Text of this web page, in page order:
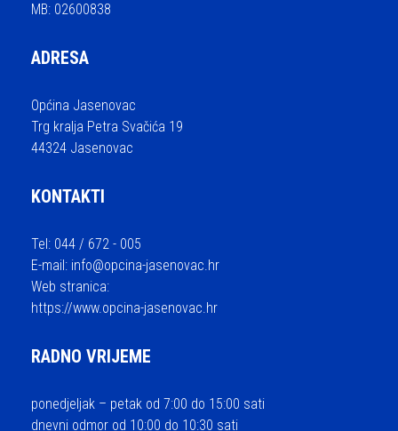
MB: 02600838
ADRESA
Općina Jasenovac
Trg kralja Petra Svačića 19
44324 Jasenovac
KONTAKTI
Tel: 044 / 672 - 005
E-mail: info@opcina-jasenovac.hr
Web stranica:
https://www.opcina-jasenovac.hr
RADNO VRIJEME
ponedjeljak – petak od 7:00 do 15:00 sati
dnevni odmor od 10:00 do 10:30 sati